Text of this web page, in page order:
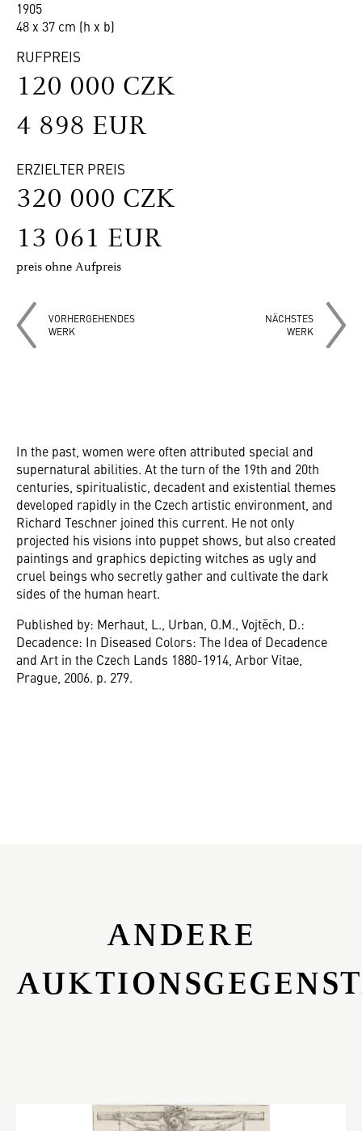
1905
48 x 37 cm (h x b)
RUFPREIS
120 000 CZK
4 898 EUR
ERZIELTER PREIS
320 000 CZK
13 061 EUR
preis ohne Aufpreis
VORHERGEHENDES
WERK
NÄCHSTES
WERK
In the past, women were often attributed special and
supernatural abilities. At the turn of the 19th and 20th
centuries, spiritualistic, decadent and existential themes
developed rapidly in the Czech artistic environment, and
Richard Teschner joined this current. He not only
projected his visions into puppet shows, but also created
paintings and graphics depicting witches as ugly and
cruel beings who secretly gather and cultivate the dark
sides of the human heart.
Published by: Merhaut, L., Urban, O.M., Vojtěch, D.:
Decadence: In Diseased Colors: The Idea of Decadence
and Art in the Czech Lands 1880-1914, Arbor Vitae,
Prague, 2006. p. 279.
ANDERE